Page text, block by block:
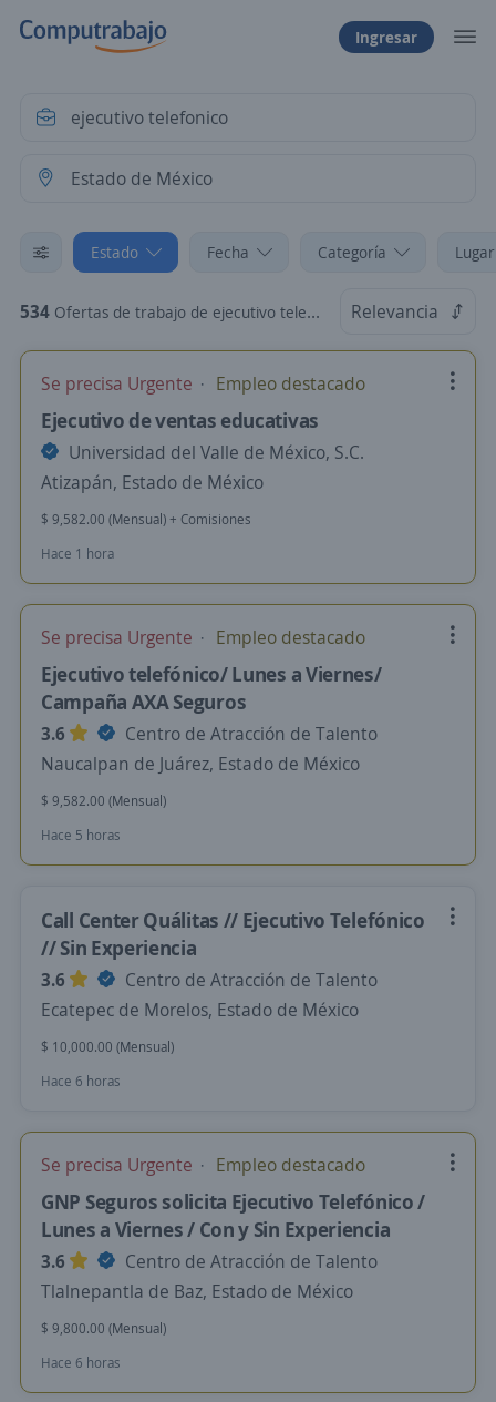
Ingresar
Estado Fecha Categoría
534 Ofertas de trabajo de ejecutivo telefonico en Estado de México Relevancia
Se precisa Urgente Empleo destacado
Ejecutivo de ventas educativas
Universidad del Valle de México, S.C.
Atizapán, Estado de México
$ 9,582.00 (Mensual) + Comisiones
Hace 1 hora
Se precisa Urgente Empleo destacado
Ejecutivo telefónico/ Lunes a Viernes/
Campaña AXA Seguros
3.6
Centro de Atracción de Talento
Naucalpan de Juárez, Estado de México
$ 9,582.00 (Mensual)
Hace 5 horas
Call Center Quálitas // Ejecutivo Telefónico
// Sin Experiencia
3.6
Centro de Atracción de Talento
Ecatepec de Morelos, Estado de México
$ 10,000.00 (Mensual)
Hace 6 horas
Se precisa Urgente Empleo destacado
GNP Seguros solicita Ejecutivo Telefónico /
Lunes a Viernes / Con y Sin Experiencia
3.6
Centro de Atracción de Talento
Tlalnepantla de Baz, Estado de México
$ 9,800.00 (Mensual)
Hace 6 horas